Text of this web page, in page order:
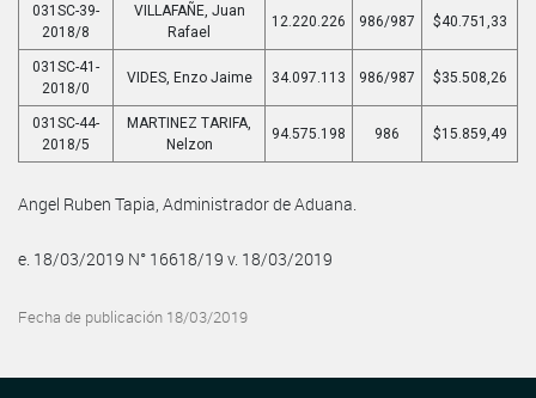
031SC-39-
2018/8
VILLAFAÑE, Juan
Rafael
12.220.226 986/987 $40.751,33
031SC-41-
2018/0
VIDES, Enzo Jaime 34.097.113 986/987 $35.508,26
031SC-44-
2018/5
MARTINEZ TARIFA,
Nelzon
94.575.198 986 $15.859,49
Angel Ruben Tapia, Administrador de Aduana.
e. 18/03/2019 N° 16618/19 v. 18/03/2019
Fecha de publicación 18/03/2019